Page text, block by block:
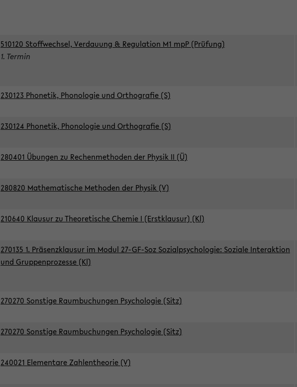
510120 Stoffwechsel, Verdauung & Regulation M1 mpP (Prüfung)
1. Termin
230123 Phonetik, Phonologie und Orthografie (S)
230124 Phonetik, Phonologie und Orthografie (S)
280401 Übungen zu Rechenmethoden der Physik II (Ü)
280820 Mathematische Methoden der Physik (V)
210640 Klausur zu Theoretische Chemie I (Erstklausur) (Kl)
270135 1. Präsenzklausur im Modul 27-GF-Soz Sozialpsychologie: Soziale Interaktion
und Gruppenprozesse (Kl)
270270 Sonstige Raumbuchungen Psychologie (Sitz)
270270 Sonstige Raumbuchungen Psychologie (Sitz)
240021 Elementare Zahlentheorie (V)